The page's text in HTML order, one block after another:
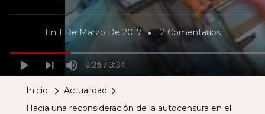
En 1 De Marzo De 2017 12 ComentariosEn
Hacia
Inicio
Actualidad
Hacia una reconsideración de la autocensura en el